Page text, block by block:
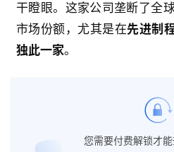
干瞪眼。这家公司垄断了全
市场份额，尤其是在先进制
独此一家。
您需要付费解锁才